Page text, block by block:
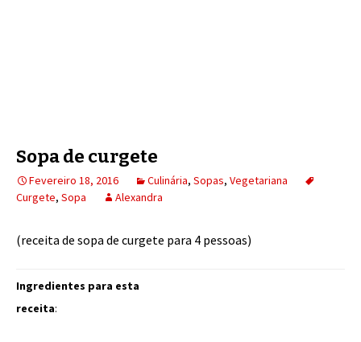
Sopa de curgete
Fevereiro 18, 2016 Culinária, Sopas, Vegetariana
Curgete, Sopa Alexandra
(receita de sopa de curgete para 4 pessoas)
Ingredientes para esta
receita: